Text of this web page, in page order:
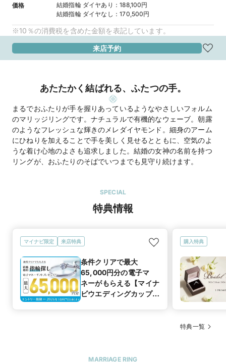
価格 結婚指輪 ダイヤあり ：188,100円
結婚指輪 ダイヤなし ：170,500円
※10％の消費税を含めた金額を表記しています。
来店予約
あたたかく結ばれる、ふたつの手。
まるでおふたりが手を握りあっているようなやさしいフォルム
のマリッジリングです。ナチュラルで有機的なウェーブ。朝露
のようなフレッシュな輝きのメレダイヤモンド。細身のアーム
にひねりを加えることで手を美しく見せるとともに、空気のよ
うな着け心地のよさも追求しました。結婚の女神の名前を持つ
リングが、おふたりのそばでいつまでも見守り続けます。
SPECIAL
特典情報
マイナビ限定 来店特典
条件クリアで最大
65,000円分の電子マ
ネーがもらえる【マイナ
ビウエディングカップル
購入特典
特典一覧
MARRIAGE RING